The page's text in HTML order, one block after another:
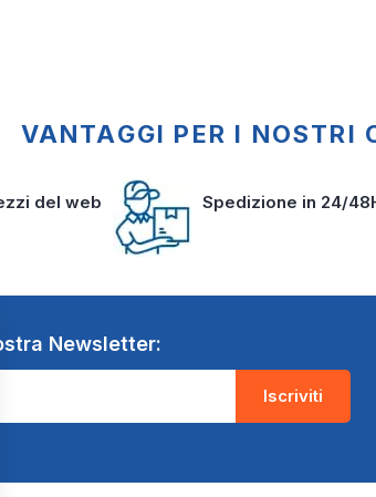
VANTAGGI PER I NOSTRI
del web Spedizione in 24/
Newsletter:
Iscriviti